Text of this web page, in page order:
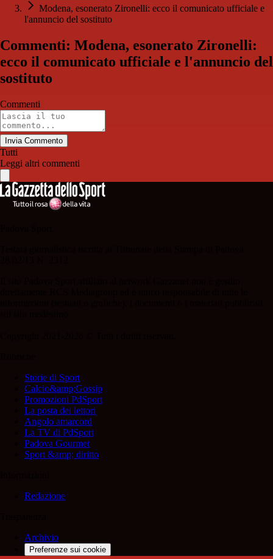
Modena, esonerato Zironelli: ecco il comunicato ufficiale e
l'annuncio del sostituto
Commenti: Modena, esonerato Zironelli:
ecco il comunicato ufficiale e l'annuncio del
sostituto
Commenti
Invia Commento
Tutti
Leggi altri commenti
Storie di Sport
Calcio&amp;Gossip
Promozioni PdSport
La posta dei lettori
Angolo amarcord
La TV di PdSport
Padova Gourmet
Sport &amp; diritto
Redazione
Archivio
Preferenze sui cookie